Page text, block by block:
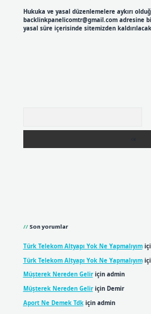
Hukuka ve yasal düzenlemelere aykırı
backlinkpanelicomtr@gmail.comadresine
yasal süre içerisinde sitemizden
Son yorumlar
Türk Telekom Altyapı Yok Ne Yapmalıyım
Türk Telekom Altyapı Yok Ne Yapmalıyım
Müşterek Nereden Geliriçin admin
Müşterek Nereden Geliriçin Demir
Aport Ne Demek Tdkiçin admin